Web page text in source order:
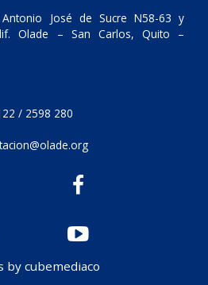
José de Sucre N58-63 y
Olade – San Carlos, Quito –
/ 2598 280
by cubemediaco